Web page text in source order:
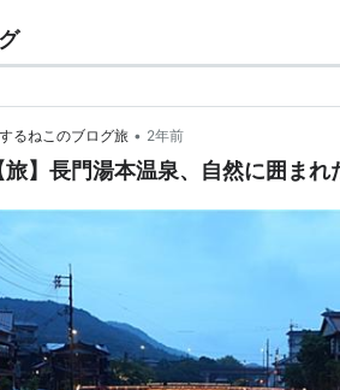
るねこのブログ旅 • 2年前
旅】長門湯本温泉、自然に囲ま